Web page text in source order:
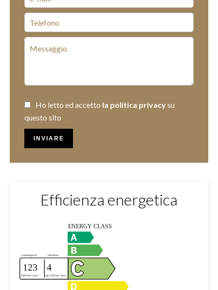
Ho letto ed accetto la politica privacysu
questo sito
INVIARE
Efficienza energetica